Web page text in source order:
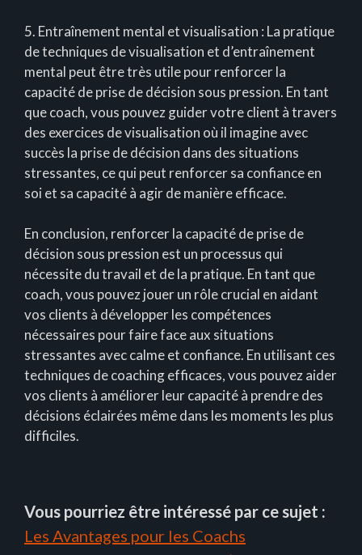
5. Entraînement mental et visualisation : La pratique
de techniques de visualisation et d’entraînement
mental peut être très utile pour renforcer la
capacité de prise de décision sous pression. En tant
que coach, vous pouvez guider votre client à travers
des exercices de visualisation où il imagine avec
succès la prise de décision dans des situations
stressantes, ce qui peut renforcer sa confiance en
soi et sa capacité à agir de manière efficace.
En conclusion, renforcer la capacité de prise de
décision sous pression est un processus qui
nécessite du travail et de la pratique. En tant que
coach, vous pouvez jouer un rôle crucial en aidant
vos clients à développer les compétences
nécessaires pour faire face aux situations
stressantes avec calme et confiance. En utilisant ces
techniques de coaching efficaces, vous pouvez aider
vos clients à améliorer leur capacité à prendre des
décisions éclairées même dans les moments les plus
difficiles.
Vous pourriez être intéressé par ce sujet :
Les Avantages pour les Coachs